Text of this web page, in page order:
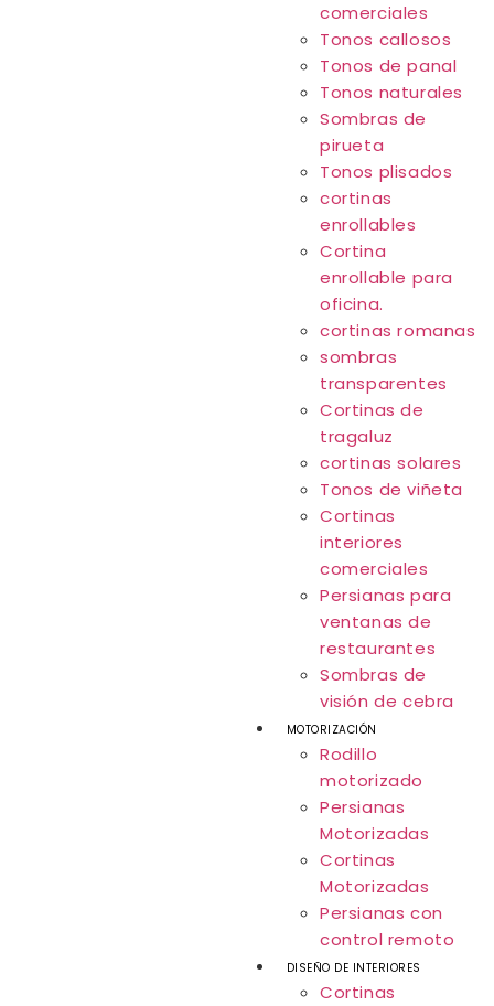
comerciales
Tonos callosos
Tonos de panal
Tonos naturales
Sombras de
pirueta
Tonos plisados
cortinas
enrollables
Cortina
enrollable para
oficina.
cortinas romanas
sombras
transparentes
Cortinas de
tragaluz
cortinas solares
Tonos de viñeta
Cortinas
interiores
comerciales
Persianas para
ventanas de
restaurantes
Sombras de
visión de cebra
MOTORIZACIÓN
Rodillo
motorizado
Persianas
Motorizadas
Cortinas
Motorizadas
Persianas con
control remoto
DISEÑO DE INTERIORES
Cortinas